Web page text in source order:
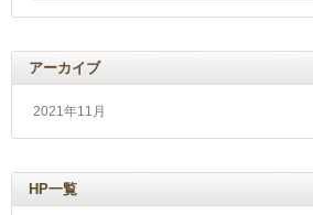
アーカイブ
2021年11月
HP一覧